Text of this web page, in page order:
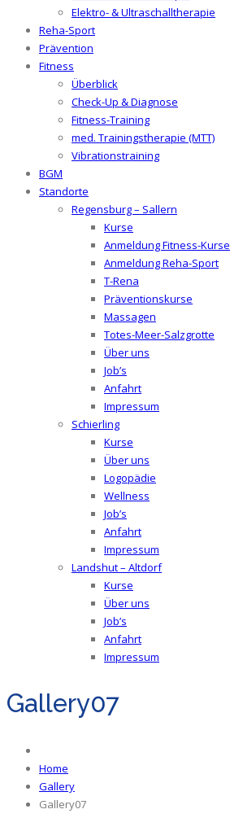
Elektro- & Ultraschalltherapie
Reha-Sport
Prävention
Fitness
Überblick
Check-Up & Diagnose
Fitness-Training
med. Trainingstherapie (MTT)
Vibrationstraining
BGM
Standorte
Regensburg – Sallern
Kurse
Anmeldung Fitness-Kurse
Anmeldung Reha-Sport
T-Rena
Präventionskurse
Massagen
Totes-Meer-Salzgrotte
Über uns
Job’s
Anfahrt
Impressum
Schierling
Kurse
Über uns
Logopädie
Wellness
Job’s
Anfahrt
Impressum
Landshut – Altdorf
Kurse
Über uns
Job’s
Anfahrt
Impressum
Gallery07
Home
Gallery
Gallery07